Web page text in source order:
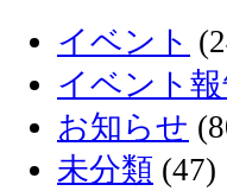
イベント
イベント
お知らせ
未分類 (47)